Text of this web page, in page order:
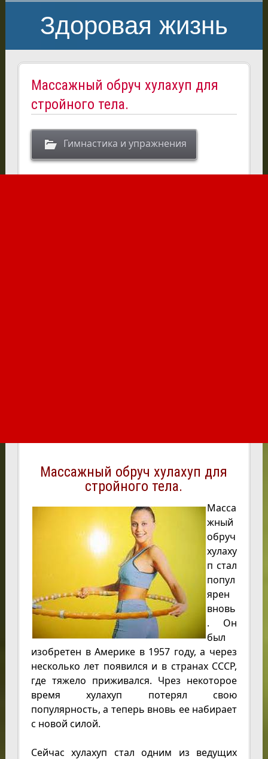
Здоровая жизнь
Массажный обруч хулахуп для
стройного тела.
Гимнастика и упражнения
Массажный обруч хулахуп для
стройного тела.
Масса
жный
обруч
хулаху
п стал
попул
ярен
вновь
. Он
был
изобретен в Америке в 1957 году, а через
несколько лет появился и в странах СССР,
где тяжело приживался. Чрез некоторое
время хулахуп потерял свою
популярность, а теперь вновь ее набирает
с новой силой.
Сейчас хулахуп стал одним из ведущих